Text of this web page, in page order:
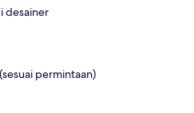
desainer
permintaan)